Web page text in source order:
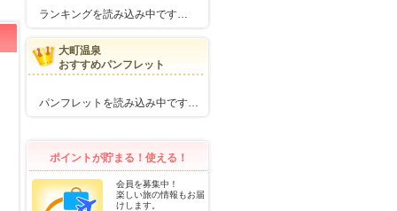
ランキングを読み込み中です…
大町温泉
おすすめパンフレット
パンフレットを読み込み中です…
ポイントが貯まる！使える！
会員を募集中！
楽しい旅の情報もお届
けします。